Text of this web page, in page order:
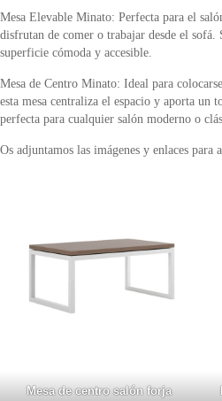
Mesa Elevable Minato: Perfecta para el
disfrutan de comer o trabajar desde el sofá.
superficie cómoda y accesible.
Mesa de Centro Minato: Ideal para
esta mesa centraliza el espacio y aporta un
perfecta para cualquier salón moderno o
Os adjuntamos las imágenes y enlaces
Mesa de centro salón forja